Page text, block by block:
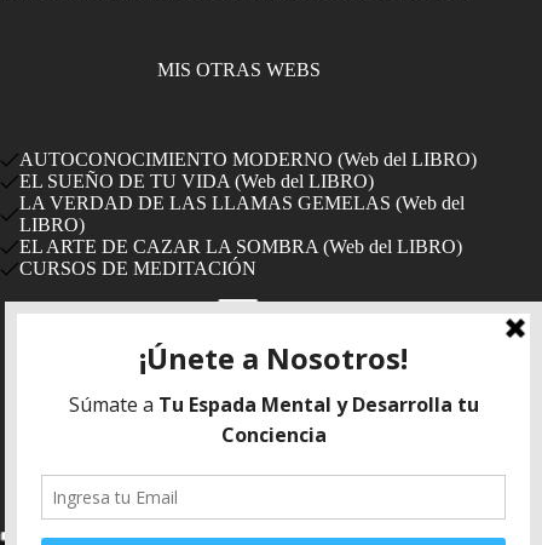
MIS OTRAS WEBS
AUTOCONOCIMIENTO MODERNO (Web del LIBRO)
EL SUEÑO DE TU VIDA (Web del LIBRO)
LA VERDAD DE LAS LLAMAS GEMELAS (Web del
LIBRO)
EL ARTE DE CAZAR LA SOMBRA (Web del LIBRO)
CURSOS DE MEDITACIÓN